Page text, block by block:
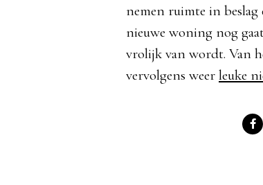
nemen ruimte in beslag
nieuwe woning nog
vrolijk van wordt. Van
vervolgens weer leuke